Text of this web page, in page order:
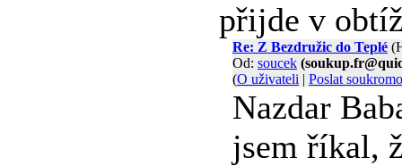
přijde v
Re: Z Bezdružic do Teplé
Od: soucek
(O uživateli | Poslat
Nazdar
jsem říkal,